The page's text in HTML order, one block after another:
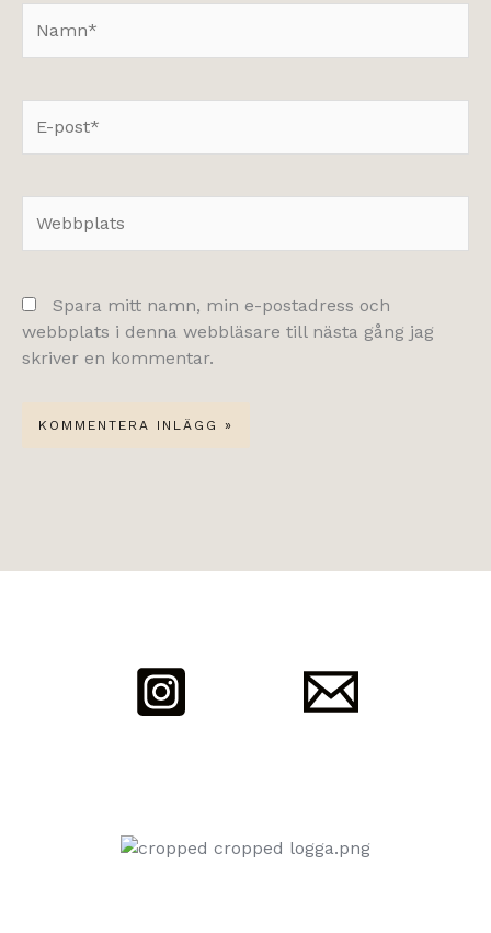
post*
Spara mitt namn, min e-postadress och
webbplats i denna webbläsare till nästa gång jag
skriver en kommentar.